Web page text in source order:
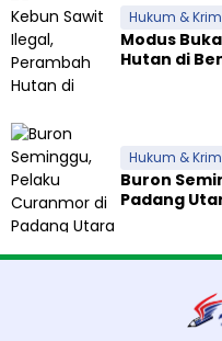
Hukum &
Modus
Hutan di
Hukum &
Buron
Padang